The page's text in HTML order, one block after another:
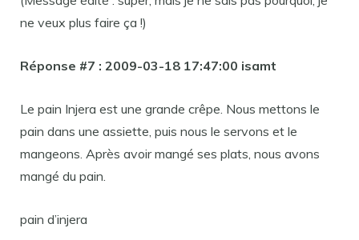
ne veux plus faire ça !)
Réponse #7 : 2009-03-18 17:47:00 isamt
Le pain Injera est une grande crêpe. Nous mettons le
pain dans une assiette, puis nous le servons et le
mangeons. Après avoir mangé ses plats, nous avons
mangé du pain.
pain d’injera